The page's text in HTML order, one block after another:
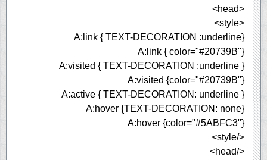
<head>
<style>
A:link { TEXT-DECORATION :underline}
A:link { color="#20739B"}
A:visited { TEXT-DECORATION :underline }
A:visited {color="#20739B"}
A:active { TEXT-DECORATION: underline }
A:hover {TEXT-DECORATION: none}
A:hover {color="#5ABFC3"}
</style>
</head>